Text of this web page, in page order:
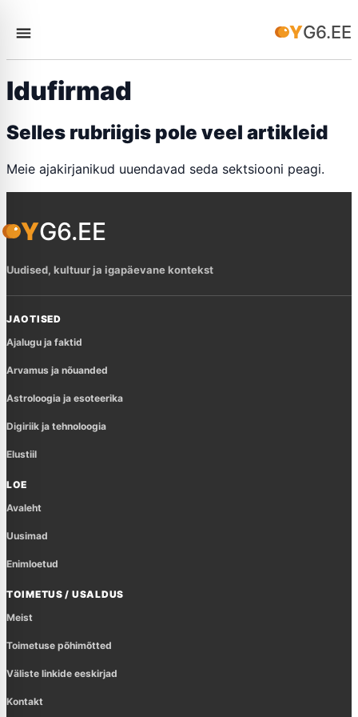
YG6.EE
Idufirmad
Selles rubriigis pole veel artikleid
Meie ajakirjanikud uuendavad seda sektsiooni peagi.
YG6.EE
Uudised, kultuur ja igapäevane kontekst
JAOTISED
Ajalugu ja faktid
Arvamus ja nõuanded
Astroloogia ja esoteerika
Digiriik ja tehnoloogia
Elustiil
LOE
Avaleht
Uusimad
Enimloetud
TOIMETUS / USALDUS
Meist
Toimetuse põhimõtted
Väliste linkide eeskirjad
Kontakt